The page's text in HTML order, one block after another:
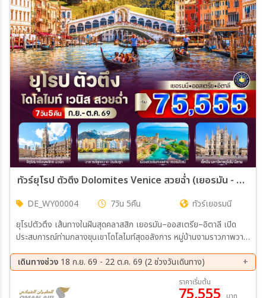
ทัวร์ยุโรป ตัวตึง Dolomites Venice สวยฉ่ำ (เยอรมัน - ออสเตรีย - อิตาลี) 7 วัน 5 คืน BY WY
DE_WY00004 7วัน 5คืน
ทัวร์เยอรมนี
ยุโรปตัวตึง เส้นทางในฝันสุดคลาสสิก เยอรมัน–ออสเตรีย–อิตาลี เปิด
ประสบการณ์ท่ามกลางขุนเขาโดโลไมท์สุดอลังการ หมู่บ้านงามราวภาพวาด
ยุโรปสุดชิล ถ่ายรูปมุมไหนก็สวยฉ่ำทุกองศา
เดินทางช่วง 18 ก.ย. 69 - 22 ต.ค. 69 (2 ช่วงวันเดินทาง)
16 ต.ค. 69 - 22 ต.ค. 69
ราคาเริ่มต้น